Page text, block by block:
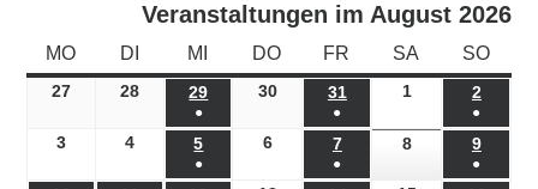
Veranstaltungen im August 2026
MO MONTAG
DI DIENSTAG
MI MITTWOCH
DO DONNERSTAG
FR FREITAG
SA SAMSTAG
SO
27 27.07.2026
28 28.07.2026
29 29.07.2026
●
(1
Veranstaltung)
3030.07.2026
3131.07.2026
●
(1
Veranstaltung)
101.08.2026
2
●
(1
3 03.08.2026
4 04.08.2026
5 05.08.2026
●
606.08.2026
707.08.2026
●
808.08.2026
9
●